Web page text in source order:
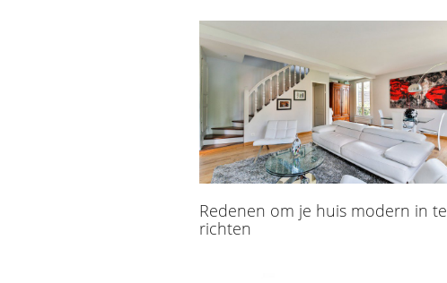
Redenen om je huis modern in te
richten